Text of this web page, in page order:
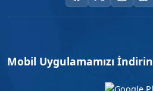
Mobil Uygulamamızı İndirin